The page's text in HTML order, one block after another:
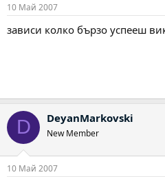
10 Май 2007
зависи колко бързо успееш
D DeyanMarkovski
New Member
10 Май 2007